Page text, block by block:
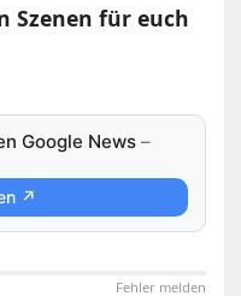
Szenen für euch
Google News –
↗
Fehler melden